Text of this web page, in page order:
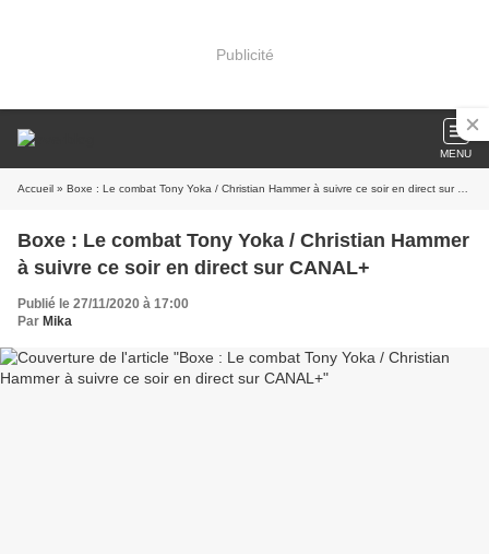
Publicité
MENU
Accueil » Boxe : Le combat Tony Yoka / Christian Hammer à suivre ce soir en direct sur CANAL+
Boxe : Le combat Tony Yoka / Christian Hammer
à suivre ce soir en direct sur CANAL+
Publié le 27/11/2020 à 17:00
Par Mika